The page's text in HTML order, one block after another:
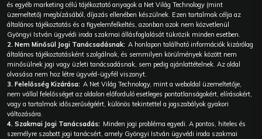
és egyéb marketing célú tájékoztató anyagok a Net Világ Technology (mint
üzemeltető) megbízásából, díjazás ellenében készülnek. Ezen tartalmak célja az
általános tájékoztatás és a figyelemfelkeltés, azonban azok nem közvetlenül
Gyöngyi István ügyvédi iroda szakmai állásfoglalását tükrözik minden esetben.
2. Nem Minősül Jogi Tanácsadásnak: A honlapon található információk kizárólag
általános tájékoztatásként szolgálnak, és semmilyen körülmények között nem
minősülnek jogi vagy üzleti tanácsadásnak, sem pedig ajánlattételnek. Az oldal
olvasása nem hoz létre ügyvéd-ügyfél viszonyt.
3. Felelősség Kizárása: A Net Világ Technology, mint a weboldal üzemeltetője,
nem vállal felelősséget az oldalon előforduló esetleges pontatlanságokért, elírásokért,
vagy a tartalmak időszerűségéért, különös tekintettel a jogszabályok gyakori
változására.
4. Szakmai Jogi Tanácsadás: Minden jogi probléma egyedi. A pontos, hiteles és
személyre szabott jogi tanácsért, amely Gyöngyi István ügyvédi iroda szakmai